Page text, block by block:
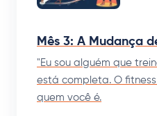
Mês 3: A Mudança
"Eu sou alguém que
está completa. O
quem você é.